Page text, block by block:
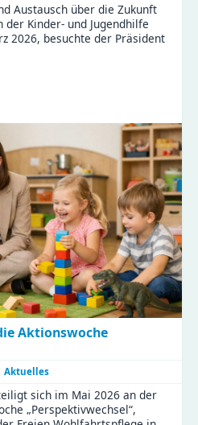
Austausch über die Zukunft
Kinder- und Jugendhilfe
2026, besuchte der Präsident
Aktionswoche
Aktuelles
sich im Mai 2026 an der
„Perspektivwechsel“,